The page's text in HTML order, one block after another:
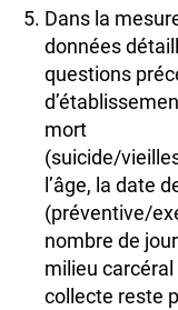
Dans la
données
questions
mort
(suicide/
l’âge, la date
(préventive/
nombre de
milieu
collecte reste